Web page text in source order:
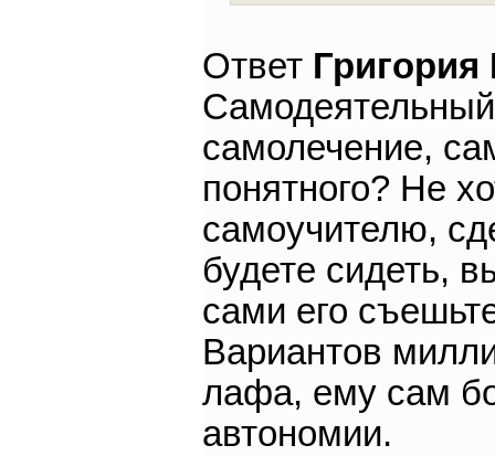
Ответ
самолечение,
понятного? Не
самоучителю,
будете сидеть,
сами его
Вариантов
лафа, ему сам
автономии.